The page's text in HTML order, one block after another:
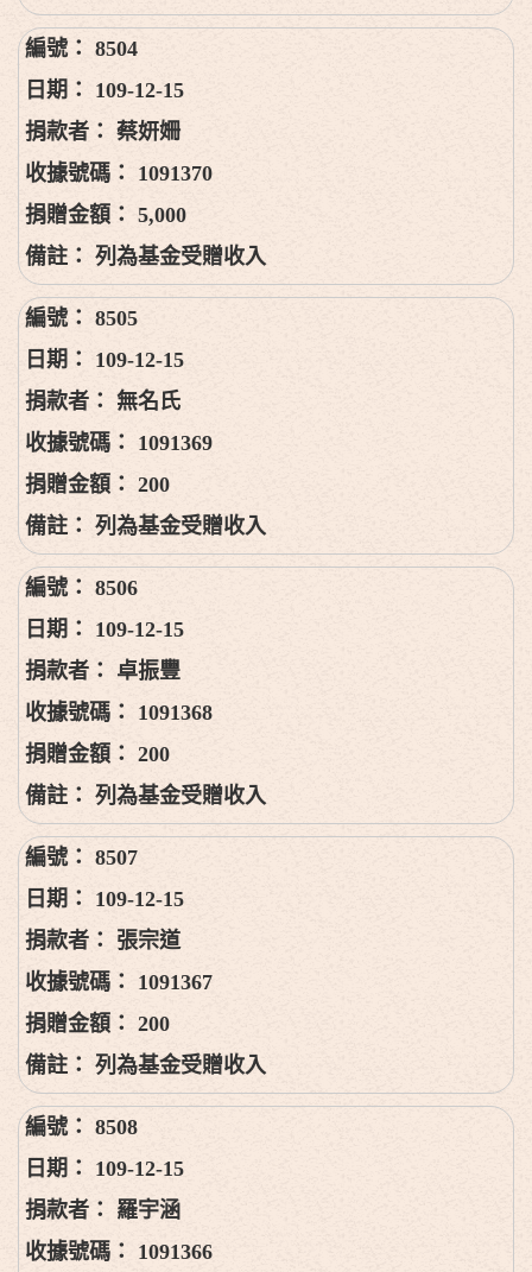
8504
109-12-15
蔡妍姍
1091370
5,000
列為基金受贈收入
8505
109-12-15
無名氏
1091369
200
列為基金受贈收入
8506
109-12-15
卓振豐
1091368
200
列為基金受贈收入
8507
109-12-15
張宗道
1091367
200
列為基金受贈收入
8508
109-12-15
羅宇涵
1091366